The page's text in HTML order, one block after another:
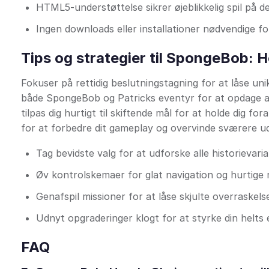
HTML5-understøttelse sikrer øjeblikkelig spil på
Ingen downloads eller installationer nødvendige
Tips og strategier til SpongeBob:
Fokuser på rettidig beslutningstagning for at låse
både SpongeBob og Patricks eventyr for at
tilpas dig hurtigt til skiftende mål for at holde dig
for at forbedre dit gameplay og overvinde sværere
Tag bevidste valg for at udforske alle
Øv kontrolskemaer for glat navigation og hurtige
Genafspil missioner for at låse skjulte
Udnyt opgraderinger klogt for at styrke din helts
FAQ